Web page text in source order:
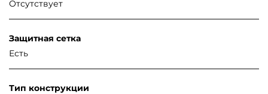
Отсутствует
Защитная сетка
Есть
Тип конструкции